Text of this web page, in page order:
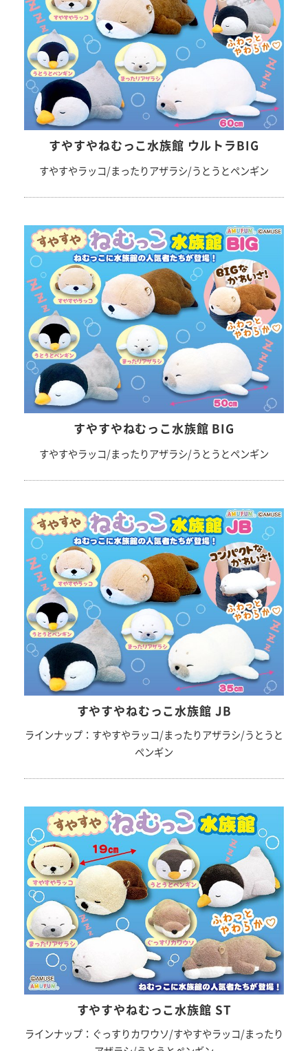
すやすやねむっこ水族館 ウルトラBIG
すやすやラッコ/まったりアザラシ/うとうとペンギン
すやすやねむっこ水族館 BIG
すやすやラッコ/まったりアザラシ/うとうとペンギン
すやすやねむっこ水族館 JB
ラインナップ：すやすやラッコ/まったりアザラシ/うとうと
ペンギン
すやすやねむっこ水族館 ST
ラインナップ：ぐっすりカワウソ/すやすやラッコ/まったり